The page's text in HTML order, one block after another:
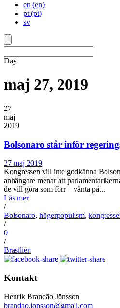
en (en)
pt (pt)
sv
Day
maj 27, 2019
27
maj
2019
Bolsonaro står inför
27 maj 2019
Kongressen vill inte godkänna
anhängare menar att
de vill göra som förr – vänta på...
Läs mer
/
Bolsonaro, högerpopulism,
/
0
/
Brasilien
Kontakt
Henrik Brandão Jönsson
brandao.jonsson@gmail.com